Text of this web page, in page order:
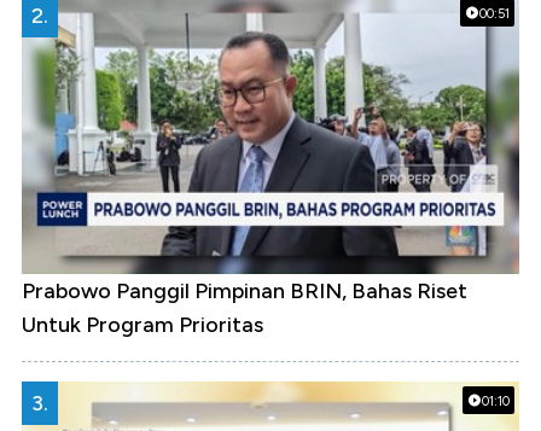
00:51
2.
Prabowo Panggil Pimpinan BRIN, Bahas Riset
Untuk Program Prioritas
01:10
3.